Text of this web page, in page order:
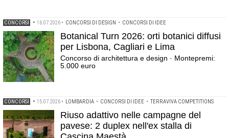
CONCORSI • 16.07.2026 • CONCORSI DI DESIGN • CONCORSI DI IDEE
Botanical Turn 2026: orti botanici diffusi
per Lisbona, Cagliari e Lima
Concorso di architettura e design · Montepremi:
5.000 euro
CONCORSI • 15.07.2026 • LOMBARDIA • CONCORSI DI IDEE • TERRAVIVA COMPETITIONS
Riuso adattivo nelle campagne del
pavese: 2 duplex nell'ex stalla di